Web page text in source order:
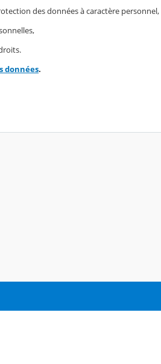
des données à caractère personnel,
données.